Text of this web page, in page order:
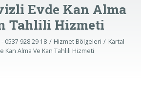
Evde Kan Alma
Tahlili Hizmeti
0537 928 29 18 Hizmet Bölgeleri
Kartal
Kan Alma Ve Kan Tahlili Hizmeti